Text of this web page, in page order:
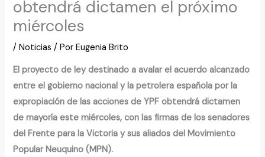
obtendrá dictamen el próximo
miércoles
/Noticias / PorEugenia Brito
El proyecto de ley destinado a avalar el acuerdo alcanzado
entre el gobierno nacional y la petrolera española por la
expropiación de las acciones de YPF obtendrá dictamen
de mayoría este miércoles, con las firmas de los senadores
del Frente para la Victoria y sus aliados del Movimiento
Popular Neuquino (MPN).